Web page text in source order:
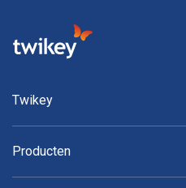
Twikey
Producten